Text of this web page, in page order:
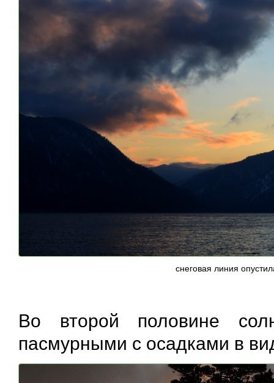
снеговая линия
Во второй половине
пасмурными с осадками в